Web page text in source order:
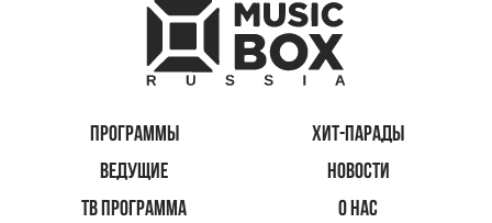
ПРОГРАММЫ
ХИТ-ПАРАДЫ
ВЕДУЩИЕ
НОВОСТИ
ТВ ПРОГРАММА
О НАС